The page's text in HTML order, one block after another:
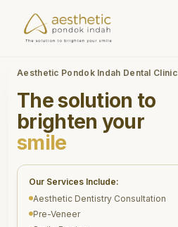
Aesthetic Pondok Indah Dental Clinic
The solution to
brighten your
smile
Our Services Include:
Aesthetic Dentistry Consultation
Pre-Veneer